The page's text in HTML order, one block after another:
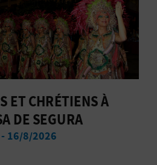
ET CHRÉTIENS À
DE SEGURA
16/8/2026